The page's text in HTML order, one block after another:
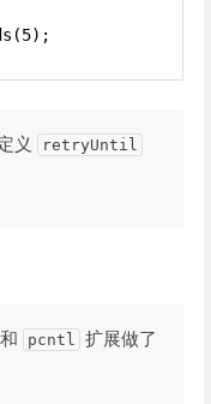
义 retryUntil
pcntl
扩展做了